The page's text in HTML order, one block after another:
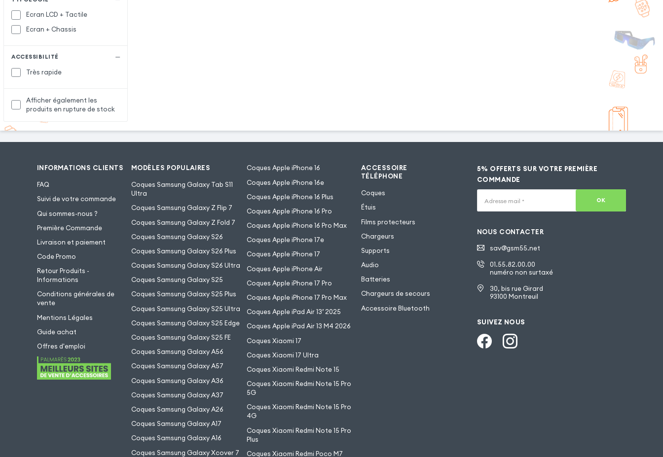
Ecran LCD + Tactile
Ecran + Chassis
ACCESSIBILITÉ
Très rapide
Afficher également les
produits en rupture de stock
INFORMATIONS CLIENTS
FAQ
Suivi de votre commande
Qui sommes-nous ?
Première Commande
Livraison et paiement
Code Promo
Retour Produits -
Informations
Conditions générales de
vente
Mentions Légales
Guide achat
Offres d'emploi
MODÈLES POPULAIRES
Coques Samsung Galaxy Tab S11
Ultra
Coques Samsung Galaxy Z Flip 7
Coques Samsung Galaxy Z Fold 7
Coques Samsung Galaxy S26
Coques Samsung Galaxy S26 Plus
Coques Samsung Galaxy S26 Ultra
Coques Samsung Galaxy S25
Coques Samsung Galaxy S25 Plus
Coques Samsung Galaxy S25 Ultra
Coques Samsung Galaxy S25 Edge
Coques Samsung Galaxy S25 FE
Coques Samsung Galaxy A56
Coques Samsung Galaxy A57
Coques Samsung Galaxy A36
Coques Samsung Galaxy A37
Coques Samsung Galaxy A26
Coques Samsung Galaxy A17
Coques Samsung Galaxy A16
Coques Samsung Galaxy Xcover 7
Coques Apple iPhone 16
Coques Apple iPhone 16e
Coques Apple iPhone 16 Plus
Coques Apple iPhone 16 Pro
Coques Apple iPhone 16 Pro Max
Coques Apple iPhone 17e
Coques Apple iPhone 17
Coques Apple iPhone Air
Coques Apple iPhone 17 Pro
Coques Apple iPhone 17 Pro Max
Coques Apple iPad Air 13’ 2025
Coques Apple iPad Air 13 M4 2026
Coques Xiaomi 17
Coques Xiaomi 17 Ultra
Coques Xiaomi Redmi Note 15
Coques Xiaomi Redmi Note 15 Pro
5G
Coques Xiaomi Redmi Note 15 Pro
4G
Coques Xiaomi Redmi Note 15 Pro
Plus
Coques Xiaomi Redmi Poco M7
ACCESSOIRE
TÉLÉPHONE
Coques
Étuis
Films protecteurs
Chargeurs
Supports
Audio
Batteries
Chargeurs de secours
Accessoire Bluetooth
5% OFFERTS SUR VOTRE PREMIÈRE
COMMANDE
Adresse mail * OK
NOUS CONTACTER
sav@gsm55.net
01.55.82.00.00
numéro non surtaxé
30, bis rue Girard
93100 Montreuil
SUIVEZ NOUS